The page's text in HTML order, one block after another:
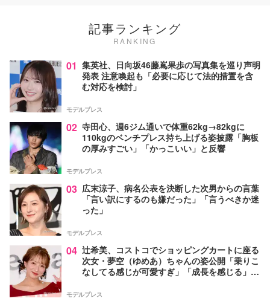
記事ランキング
RANKING
01 集英社、日向坂46藤嶌果歩の写真集を巡り声明
発表 注意喚起も「必要に応じて法的措置を含
む対応を検討」
モデルプレス
02 寺田心、週6ジム通いで体重62kg→82kgに
110kgのベンチプレス持ち上げる姿披露「胸板
の厚みすごい」「かっこいい」と反響
モデルプレス
03 広末涼子、病名公表を決断した次男からの言葉
「言い訳にするのも嫌だった」「言うべきか迷
った」
モデルプレス
04 辻希美、コストコでショッピングカートに座る
次女・夢空（ゆめあ）ちゃんの姿公開「乗りこ
なしてる感じが可愛すぎ」「成長を感じる」の
モデルプレス